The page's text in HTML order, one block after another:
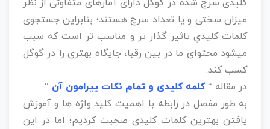
کلیدی سرچ شده در گوگل دارای آمارهای متفاوتی از نظر
میزان سختی و یا تعداد سرچ هستند؛ بنابراین جستجوی
کلمات کلیدیِ تاثیر گذار تر و مناسب تر است که سبب
میشود محتوای ما در بین رقبا، جایگاه بهتری را در گوگل
کسب کند.
در مقاله “کلمه کلیدی و تمام نکات پیرامون آن “
به طور مفصل در رابطه با اهمیت کلید واژه ها و آموزش
یافتن بهترین کلمات کلیدی صحبت کردیم؛ اما در این